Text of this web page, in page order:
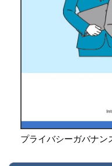
プライバシーガバナン